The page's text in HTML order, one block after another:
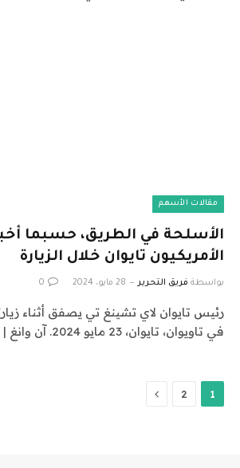
مقالات الأسهم
الأسلحة في الطريق، حسبما
الأمريكيون تايوان خلال الزيارة
بواسطة فريق التحرير 28 مايو، 2024 0
رئيس تايوان لاي تشينغ تي يصفق أثناء
في تاويوان، تايوان، 23 مايو 2024. آن وانغ | رويترزقال…
1
2 التالي